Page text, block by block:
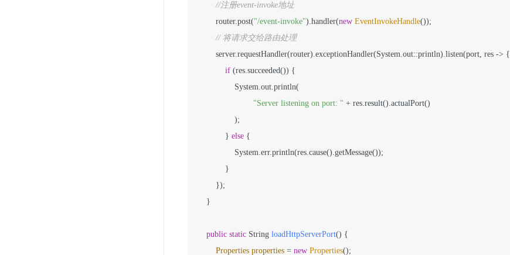
//注册event-invoke地址
router.post("/event-invoke").handler(new EventInvokeHandle());
// 将请求交给路由处理
server.requestHandler(router).exceptionHandler(System.out::println).listen(port, res -> {
if (res.succeeded()) {
System.out.println(
"Server listening on port: " + res.result().actualPort()
);
} else {
System.err.println(res.cause().getMessage());
}
});
}
public static String loadHttpServerPort() {
Properties properties = new Properties();